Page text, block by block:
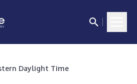
Daylight Time